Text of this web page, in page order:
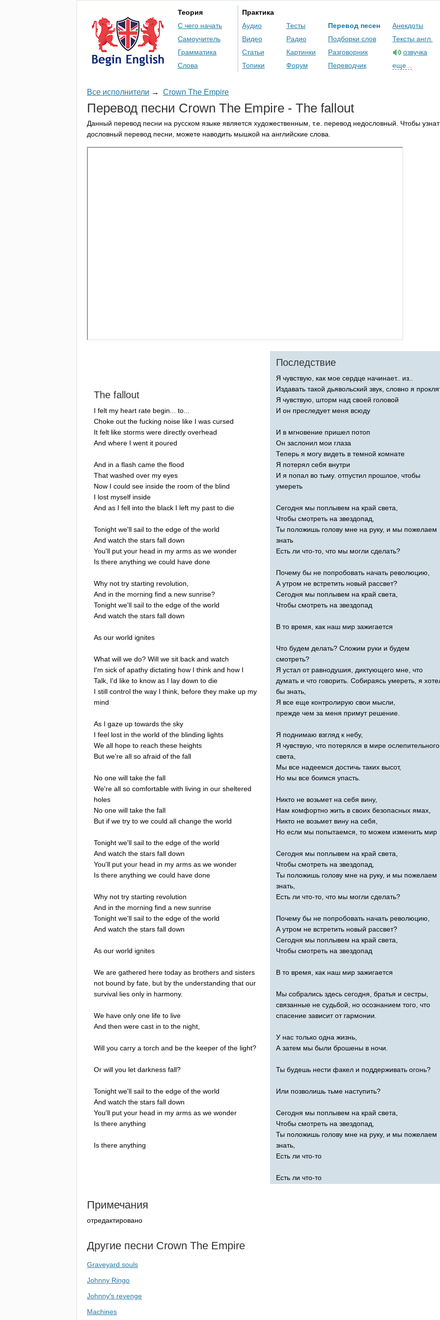
Теория
С чего начать
Самоучитель
Грамматика
Слова
Практика
Аудио
Видео
Статьи
Топики
Тесты
Радио
Картинки
Форум
Перевод песен
Подборки слов
Разговорник
Переводчик
Анекдоты
Тексты англ.
озвучка
еще...
Все исполнители → Crown The Empire
Перевод песни Crown The Empire - The fallout
Данный перевод песни на русском языке является художественным, т.е. перевод недословный. Чтобы
дословный перевод песни, можете наводить мышкой на английские слова.
The fallout
I felt my heart rate begin to
Choke out the fucking noise like I was cursed
It felt like storms were directly overhead
And where I went it poured
And in a flash came the flood
That washed over my eyes
Now I could see inside the room of the blind
I lost myself inside
And as I fell into the black I left my past to die
Tonight we'll sail to the edge of the world
And watch the stars fall down
You'll put your head in my arms as we wonder
Is there anything we could have done
Why not try starting revolution
And in the morning find a new sunrise?
Tonight we'll sail to the edge of the world
And watch the stars fall down
As our world ignites
What will we do? Will we sit back and watch
I'm sick of apathy dictating how I think and how I
Talk I'd like to know as I lay down to die
I still control the way I think before they make up my
mind
As I gaze up towards the sky
I feel lost in the world of the blinding lights
We all hope to reach these heights
But we're all so afraid of the fall
No one will take the fall
We're all so comfortable with living in our sheltered
holes
No one will take the fall
But if we try to we could all change the world
Tonight we'll sail to the edge of the world
And watch the stars fall down
You'll put your head in my arms as we wonder
Is there anything we could have done
Why not try starting revolution
And in the morning find a new sunrise
Tonight we'll sail to the edge of the world
And watch the stars fall down
As our world ignites
We are gathered here today as brothers and sisters
not bound by fate but by the understanding that our
survival lies only in harmony.
We have only one life to live
And then were cast in to the night
Will you carry a torch and be the keeper of the light?
Or will you let darkness fall?
Tonight we'll sail to the edge of the world
And watch the stars fall down
You'll put your head in my arms as we wonder
Is there anything
Is there anything
Последствие
Я чувствую, как мое сердце начинает.. из..
Издавать такой дьявольский звук, словно я
Я чувствую, шторм над своей головой
И он преследует меня всюду
И в мгновение пришел потоп
Он заслонил мои глаза
Теперь я могу видеть в темной комнате
Я потерял себя внутри
И я попал во тьму. отпустил прошлое, чтобы
умереть
Сегодня мы поплывем на край света,
Чтобы смотреть на звездопад,
Ты положишь голову мне на руку, и мы пожелаем
знать
Есть ли что-то, что мы могли сделать?
Почему бы не попробовать начать революцию,
А утром не встретить новый рассвет?
Сегодня мы поплывем на край света,
Чтобы смотреть на звездопад
В то время, как наш мир зажигается
Что будем делать? Сложим руки и будем
смотреть?
Я устал от равнодушия, диктующего мне, что
думать и что говорить. Собираясь умереть, я
бы знать,
Я все еще контролирую свои мысли,
прежде чем за меня примут решение.
Я поднимаю взгляд к небу,
Я чувствую, что потерялся в мире ослепительного
света,
Мы все надеемся достичь таких высот,
Но мы все боимся упасть.
Никто не возьмет на себя вину,
Нам комфортно жить в своих безопасных ямах,
Никто не возьмет вину на себя,
Но если мы попытаемся, то можем изменить мир
Сегодня мы поплывем на край света,
Чтобы смотреть на звездопад,
Ты положишь голову мне на руку, и мы пожелаем
знать,
Есть ли что-то, что мы могли сделать?
Почему бы не попробовать начать революцию,
А утром не встретить новый рассвет?
Сегодня мы поплывем на край света,
Чтобы смотреть на звездопад
В то время, как наш мир зажигается
Мы собрались здесь сегодня, братья и сестры,
связанные не судьбой, но осознанием того, что
спасение зависит от гармонии.
У нас только одна жизнь,
А затем мы были брошены в ночи.
Ты будешь нести факел и поддерживать огонь?
Или позволишь тьме наступить?
Сегодня мы поплывем на край света,
Чтобы смотреть на звездопад,
Ты положишь голову мне на руку, и мы пожелаем
знать,
Есть ли что-то
Есть ли что-то
Примечания
отредактировано
Другие песни Crown The Empire
Graveyard souls
Johnny Ringo
Johnny's revenge
Machines